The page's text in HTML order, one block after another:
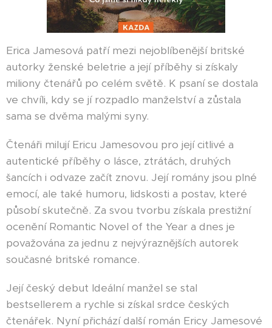
Erica Jamesová patří mezi nejoblíbenější britské
autorky ženské beletrie a její příběhy si získaly
miliony čtenářů po celém světě. K psaní se dostala
ve chvíli, kdy se jí rozpadlo manželství a zůstala
sama se dvěma malými syny.
Čtenáři milují Ericu Jamesovou pro její citlivé a
autentické příběhy o lásce, ztrátách, druhých
šancích i odvaze začít znovu. Její romány jsou plné
emocí, ale také humoru, lidskosti a postav, které
působí skutečně. Za svou tvorbu získala prestižní
ocenění Romantic Novel of the Year a dnes je
považována za jednu z nejvýraznějších autorek
současné britské romance.
Její český debut Ideální manžel se stal
bestsellerem a rychle si získal srdce českých
čtenářek. Nyní přichází další román Ericy Jamesové